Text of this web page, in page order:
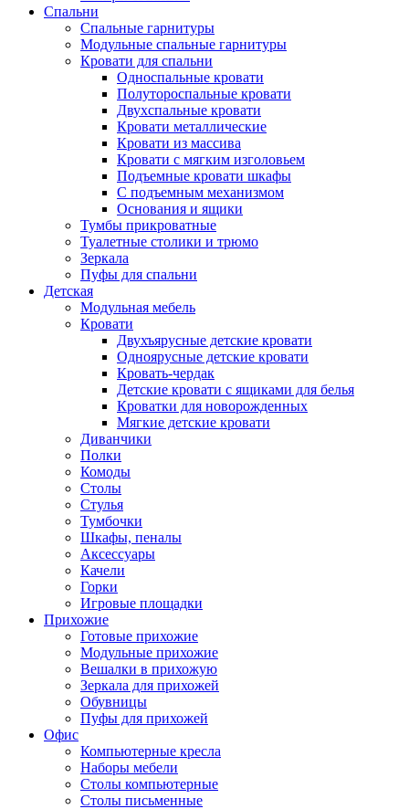
Спальни
Спальные гарнитуры
Модульные спальные гарнитуры
Кровати для спальни
Односпальные кровати
Полутороспальные кровати
Двухспальные кровати
Кровати металлические
Кровати из массива
Кровати с мягким изголовьем
Подъемные кровати шкафы
С подъемным механизмом
Основания и ящики
Тумбы прикроватные
Туалетные столики и трюмо
Зеркала
Пуфы для спальни
Детская
Модульная мебель
Кровати
Двухъярусные детские кровати
Одноярусные детские кровати
Кровать-чердак
Детские кровати с ящиками для белья
Кроватки для новорожденных
Мягкие детские кровати
Диванчики
Полки
Комоды
Столы
Стулья
Тумбочки
Шкафы, пеналы
Аксессуары
Качели
Горки
Игровые площадки
Прихожие
Готовые прихожие
Модульные прихожие
Вешалки в прихожую
Зеркала для прихожей
Обувницы
Пуфы для прихожей
Офис
Компьютерные кресла
Наборы мебели
Столы компьютерные
Столы письменные